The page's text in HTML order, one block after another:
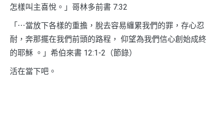
怎樣叫主喜悅。」哥林多前書‬ ‭7:32‬
「⋯當放下各樣的重擔，脫去容易纏累我們的罪，存心忍
耐，奔那擺在我們前頭的路程， 仰望為我們信心創始成終
的耶穌 。」希伯來書‬ ‭12:1-2‬（節錄）
活在當下吧。